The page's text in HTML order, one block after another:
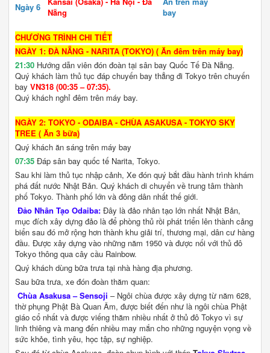
Ngày 6
Nẵng
bay
CHƯƠNG TRÌNH CHI TIẾT
NGÀY 1: ĐÀ NẴNG - NARITA (TOKYO) ( Ăn đêm trên máy bay)
21:30 Hướng dẫn viên đón đoàn tại sân bay Quốc Tế Đà Nẵng.
Quý khách làm thủ tục đáp chuyến bay thẳng đi Tokyo trên chuyến
bay VN318 (00:35 – 07:35).
Quý khách nghỉ đêm trên máy bay.
NGÀY 2: TOKYO - ODAIBA - CHÙA ASAKUSA - TOKYO SKY
TREE ( Ăn 3 bữa)
Quý khách ăn sáng trên máy bay
07:35 Đáp sân bay quốc tế Narita, Tokyo.
Sau khi làm thủ tục nhập cảnh, Xe đón quý bắt đầu hành trình khám
phá đất nước Nhật Bản. Quý khách di chuyển về trung tâm thành
phố Tokyo. Thành phố lớn và đông dân nhất thế giới.
Đảo Nhân Tạo Odaiba: Đây là đảo nhân tạo lớn nhất Nhật Bản,
mục đích xây dựng đảo là để phòng thủ rồi phát triển lên thành cảng
biển sau đó mở rộng hơn thành khu giải trí, thương mại, dân cư hàng
đầu. Được xây dựng vào những năm 1950 và được nối với thủ đô
Tokyo thông qua cây cầu Rainbow.
Quý khách dùng bữa trưa tại nhà hàng địa phương.
Sau bữa trưa, xe đón đoàn thăm quan:
Chùa Asakusa – Sensoji – Ngôi chùa được xây dựng từ năm 628,
thờ phụng Phật Bà Quan Âm, được biết đến như là ngôi chùa Phật
giáo cổ nhất và được viếng thăm nhiều nhất ở thủ đô Tokyo vì sự
linh thiêng và mang đến nhiều may mắn cho những nguyện vọng về
sức khỏe, tình yêu, học tập, sự nghiệp.